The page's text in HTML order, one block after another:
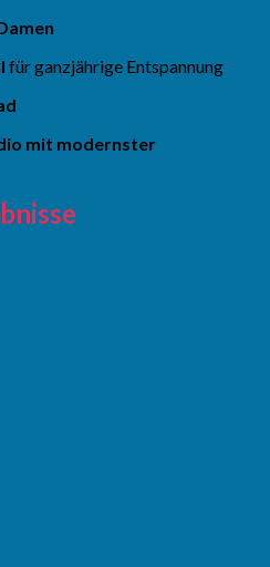
für ganzjährige Entspannung
mit modernster